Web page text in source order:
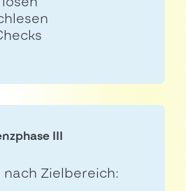
III
Zielbereich: